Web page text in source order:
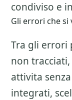
condiviso e
Gli errori che si
Tra gli errori
non
attivita
integrati,